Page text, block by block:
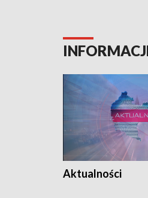
Aktualności